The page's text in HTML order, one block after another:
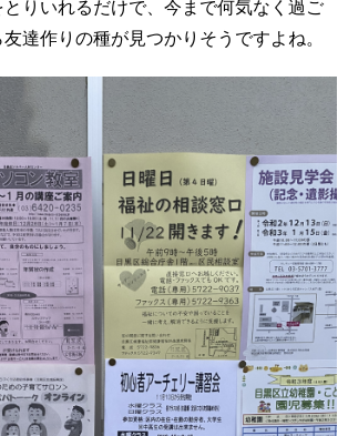
りいれるだけで、今まで何気なく過ご
達作りの種が見つかりそうですよね。